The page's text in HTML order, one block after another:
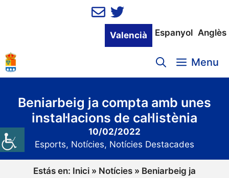
Valencià Espanyol Anglès
Menu
Beniarbeig ja compta amb unes
instal·lacions de cal·listènia
10/02/2022
Esports, Notícies, Notícies Destacades
Estás en: Inici » Notícies » Beniarbeig ja